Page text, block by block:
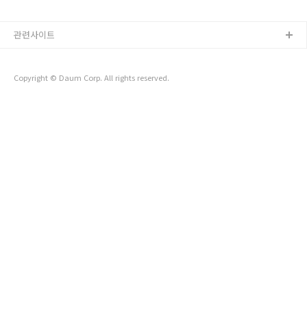
종이책 - 무선제본 쪽수 : 252쪽 크기 : 140x210mm 가격 :
2976922 ..
Copyright © Daum Corp. All rights reserved.
관련사이트